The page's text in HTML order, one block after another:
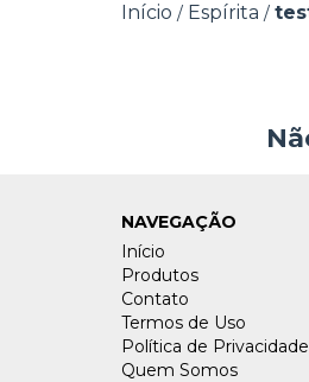
Início / Espírita /
NAVEGAÇÃO
Início
Produtos
Contato
Termos de Uso
Política de Privacidade
Quem Somos